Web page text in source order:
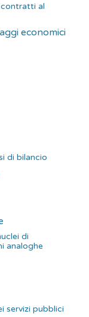
contratti al
economici
di bilancio
di
analoghe
servizi pubblici